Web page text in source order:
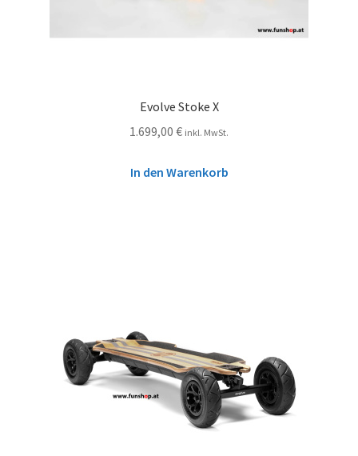
Evolve Stoke X
1.699,00 € inkl. MwSt.
In den Warenkorb